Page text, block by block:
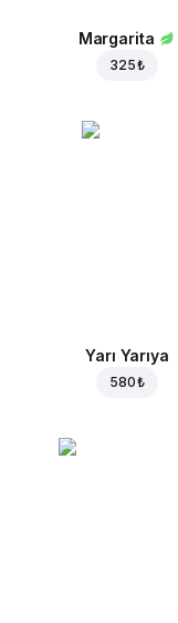
Margarita
325 ₺
Yarı Yarıya
580 ₺